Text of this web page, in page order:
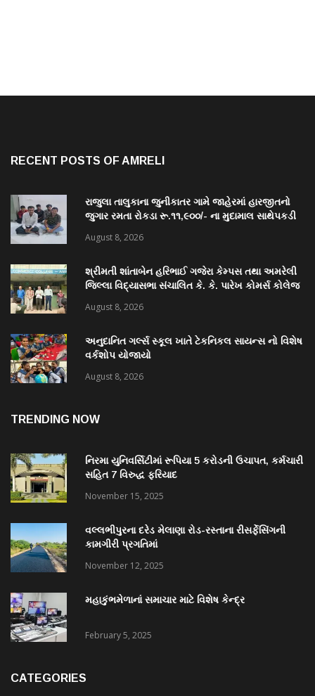
RECENT POSTS OF AMRELI
રાજુલા તાલુકાના જુનીકાતર ગામે જાહેરમાં હારજીતનો
જુગાર રમતા રોકડા રૂ.૧૧,૯૦૦/- ના મુદામાલ સાથેપકડી
August 8, 2026
શ્રીમતી શાંતાબેન હરિભાઈ ગજેરા કેમ્પસ તથા અમરેલી
જિલ્લા વિદ્યાસભા સંચાલિત કે. કે. પારેખ કોમર્સ કોલેજ
August 8, 2026
અનુદાનિત ગર્લ્સ સ્કૂલ ખાતે ટેકનિકલ સાયન્સ નો વિશેષ
વર્કશોપ યોજાયો
August 8, 2026
TRENDING NOW
નિરમા યુનિવર્સિટીમાં રૂપિયા 5 કરોડની ઉચાપત, કર્મચારી
સહિત 7 વિરુદ્ધ ફરિયાદ
November 15, 2025
વલ્લભીપુરના દરેડ મેલાણા રોડ-રસ્તાના રીસર્ફેસિંગની
કામગીરી પ્રગતિમાં
November 12, 2025
મહાકુંભમેળાનાં સમાચાર માટે વિશેષ કેન્દ્ર
February 5, 2025
CATEGORIES